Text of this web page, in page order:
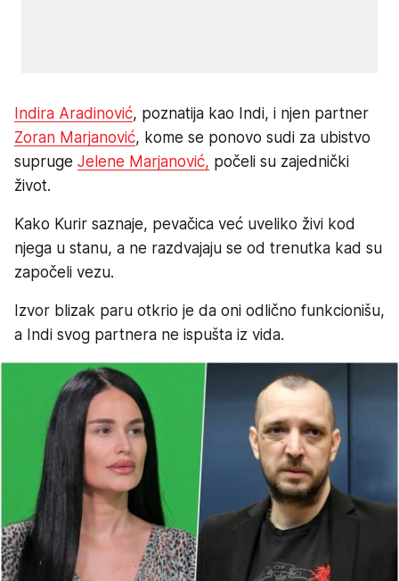
Indira Aradinović, poznatija kao Indi, i njen partner
Zoran Marjanović, kome se ponovo sudi za ubistvo
supruge Jelene Marjanović, počeli su zajednički
život.
Kako Kurir saznaje, pevačica već uveliko živi kod
njega u stanu, a ne razdvajaju se od trenutka kad su
započeli vezu.
Izvor blizak paru otkrio je da oni odlično funkcionišu,
a Indi svog partnera ne ispušta iz vida.